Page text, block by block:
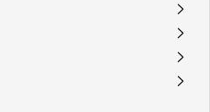
A
A
A
A